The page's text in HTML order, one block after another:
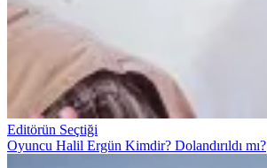
Editörün Seçtiği
Oyuncu Halil Ergün Kimdir? Dolandırıldı mı?